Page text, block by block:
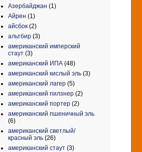
Азербайджан (1)
Айрен (1)
айсбок (2)
альтбир (3)
американский имперский
стаут (3)
американский ИПА (48)
американский кислый эль (3)
американский лагер (5)
американский пилзнер (2)
американский портер (2)
американский пшеничный эль
(6)
американский светлый/
красный эль (26)
американский стаут (3)